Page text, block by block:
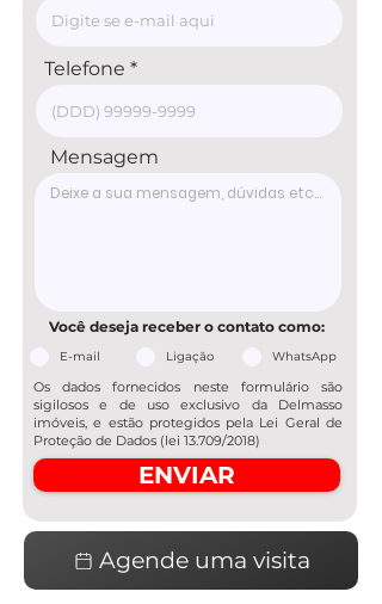
Telefone
Mensagem
Você deseja receber o contato como:
E-mail Ligação WhatsApp
Os dados fornecidos neste formulário são
sigilosos e de uso exclusivo da Delmasso
imóveis, e estão protegidos pela Lei Geral de
Proteção de Dados (lei 13.709/2018)
ENVIAR
Agende uma visita